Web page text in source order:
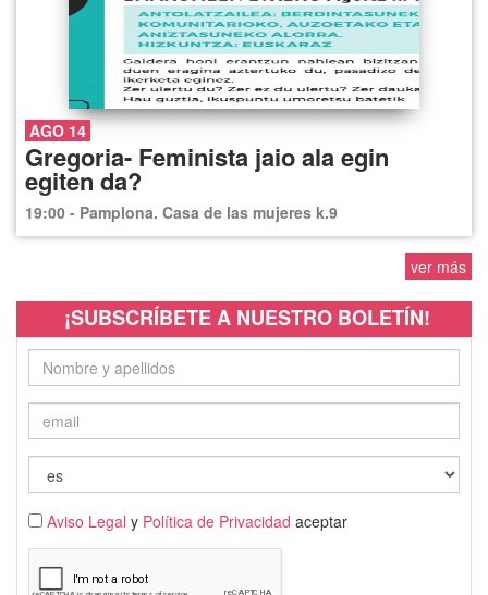
AGO 14
Gregoria- Feminista jaio ala egin
egiten da?
19:00 - Pamplona. Casa de las mujeres k.9
ver más
¡SUBSCRÍBETE A NUESTRO BOLETÍN!
Aviso Legal y Política de Privacidad aceptar